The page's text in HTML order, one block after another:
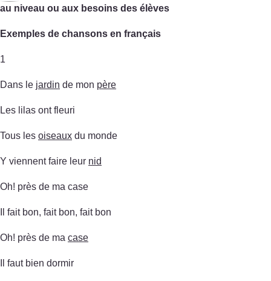
au niveau ou aux besoins des élèves
Exemples de chansons en français
1
Dans le jardin de mon père
Les lilas ont fleuri
Tous les oiseaux du monde
Y viennent faire leur nid
Oh! près de ma case
Il fait bon, fait bon, fait bon
Oh! près de ma case
Il faut bien dormir